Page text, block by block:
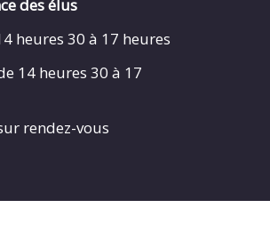
des élus
heures 30 à 17 heures
14 heures 30 à 17
rendez-vous